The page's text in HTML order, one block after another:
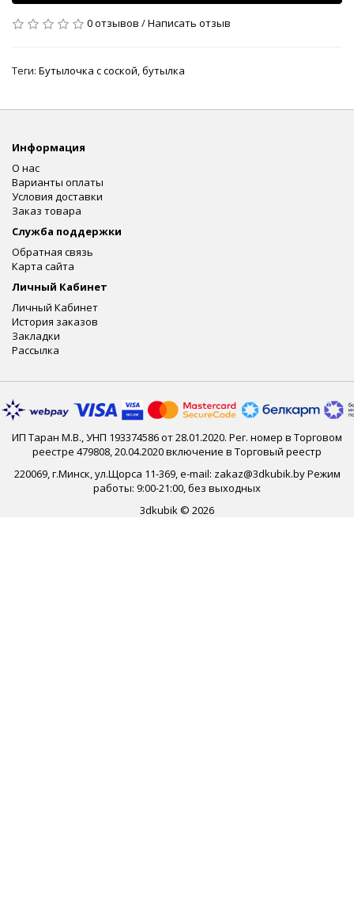
0 отзывов /Написать отзыв
Теги: Бутылочка с соской бутылка
Информация
О нас
Варианты оплаты
Условия доставки
Заказ товара
Служба поддержки
Обратная связь
Карта сайта
Личный Кабинет
Личный Кабинет
История заказов
Закладки
Рассылка
ИП Таран М.В., УНП 193374586 от 28.01.2020. Рег. номер в Торговом
реестре 479808, 20.04.2020 включение в Торговый реестр
220069, г.Минск, ул.Щорса 11-369, e-mail: zakaz@3dkubik.by Режим
работы: 9:00-21:00, без выходных
3dkubik © 2026